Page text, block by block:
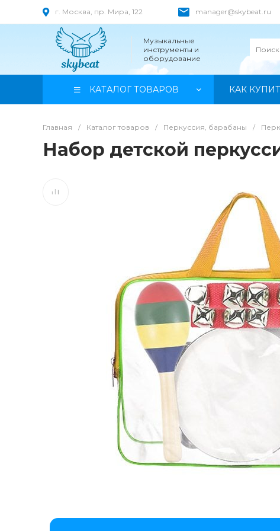
г. Москва, пр. Мира, 122 manager@skybeat.ru
Музыкальные
инструменты и
оборудование
КАТАЛОГ ТОВАРОВ КАК
Главная / Каталог товаров / Перкуссия, барабаны /
Набор детской